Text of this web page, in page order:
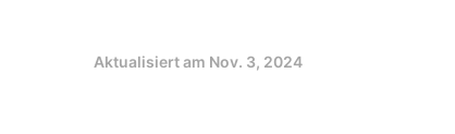
Aktualisiert am Nov. 3, 2024